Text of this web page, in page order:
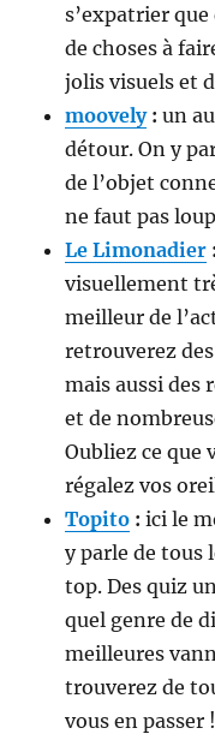
s’expatrier
de choses à
jolis visuels et
moovely:un
détour. On y
de l’objet
ne faut pas
Le Limonadier
visuellement
meilleur de
retrouverez
mais aussi des
et de
Oubliez ce que
régalez vos
Topito :ici le
y parle de tous
top. Des quiz
quel genre de
meilleures
trouverez de
vous en passer !